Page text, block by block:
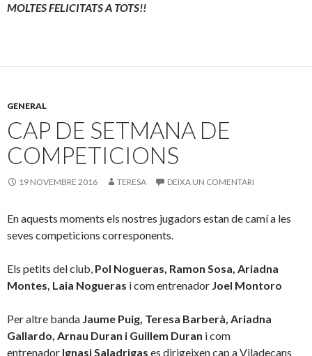
MOLTES FELICITATS A TOTS!!
GENERAL
CAP DE SETMANA DE
COMPETICIONS
19 NOVEMBRE 2016 TERESA DEIXA UN COMENTARI
En aquests moments els nostres jugadors estan de camí a les
seves competicions corresponents.
Els petits del club, Pol Nogueras, Ramon Sosa, Ariadna
Montes, Laia Nogueras i com entrenador Joel Montoro
Per altre banda Jaume Puig, Teresa Barberà, Ariadna
Gallardo, Arnau Duran i Guillem Duran i com
entrenador Ignasi Saladrigas es dirigeixen cap a Viladecans